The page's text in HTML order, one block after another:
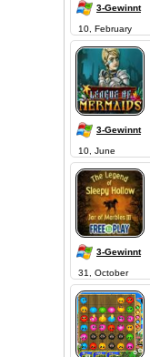
3-Gewinnt
10, February
3-Gewinnt
10, June
3-Gewinnt
31, October